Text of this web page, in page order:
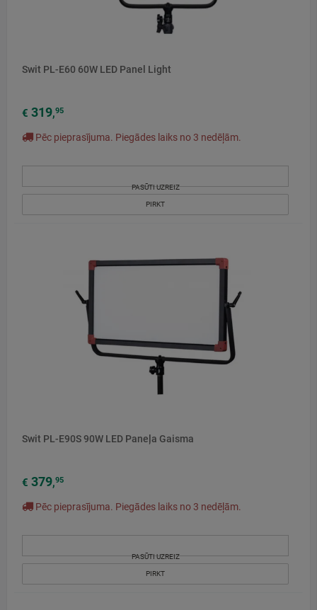
Swit PL-E60 60W LED Panel Light
€ 319,95
Pēc pieprasījuma. Piegādes laiks no 3 nedēļām.
PASŪTI UZREIZ
PIRKT
Swit PL-E90S 90W LED Paneļa Gaisma
€ 379,95
Pēc pieprasījuma. Piegādes laiks no 3 nedēļām.
PASŪTI UZREIZ
PIRKT